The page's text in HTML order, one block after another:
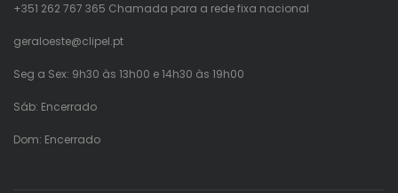
+351 262 767 365 Chamada para a rede fixa nacional
geraloeste@clipel.pt
Seg a Sex: 9h30 às 13h00 e 14h30 às 19h00
Sáb: Encerrado
Dom: Encerrado